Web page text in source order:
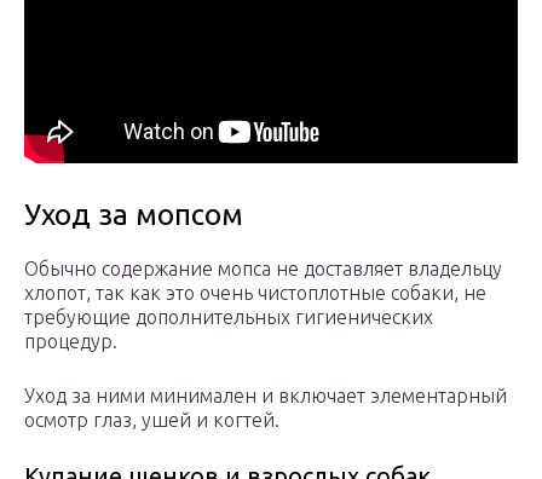
Уход за мопсом
Обычно содержание мопса не доставляет владельцу
хлопот, так как это очень чистоплотные собаки, не
требующие дополнительных гигиенических
процедур.
Уход за ними минимален и включает элементарный
осмотр глаз, ушей и когтей.